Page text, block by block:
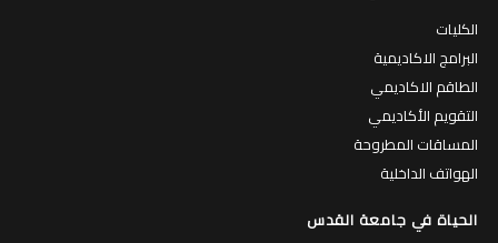
الكليات
البرامج الاكاديمية
الطاقم الاكاديمي
التقويم الأكاديمي
المساقات المطروحة
الهواتف الداخلية
الحياة في جامعة القدس